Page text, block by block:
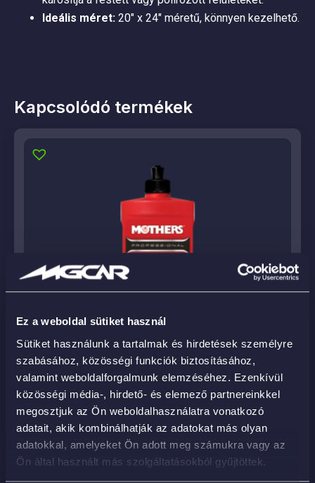
Ez a weboldal sütiket használ
Sütiket használunk a tartalmak és hirdetések személyre
szabásához, közösségi funkciók biztosításához,
valamint weboldalforgalmunk elemzéséhez. Ezenkívül
közösségi média-, hirdető- és elemező partnereinkkel
megosztjuk az Ön weboldalhasználatra vonatkozó
adatait, akik kombinálhatják az adatokat más olyan
adatokkal, amelyeket Ön adott meg számukra vagy az
Ön által használt más szolgáltatásokból gyűjtöttek.
Ideális méret: 20″ x 24″ méretű, könnyen kezelhető.
Kapcsolódó termékek
Professional Foam Pad Polish 946ml – közepes
polírpaszta